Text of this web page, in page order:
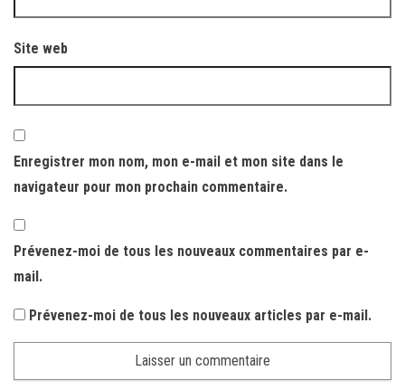
Site web
Enregistrer mon nom, mon e-mail et mon site dans le
navigateur pour mon prochain commentaire.
Prévenez-moi de tous les nouveaux commentaires par e-
mail.
Prévenez-moi de tous les nouveaux articles par e-mail.